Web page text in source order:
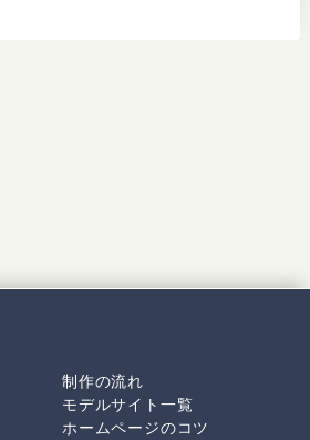
制作の流れ
モデルサイト一覧
ホームページのコツ